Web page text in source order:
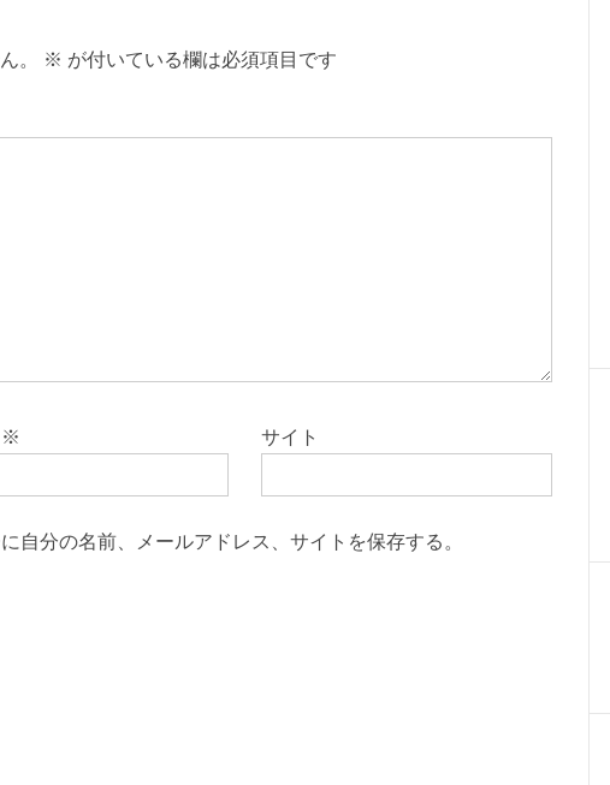
。 ※ が付いている欄は必須項目です
※ サイト
自分の名前、メールアドレス、サイトを保存する。